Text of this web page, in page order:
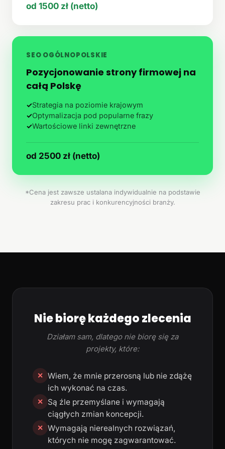
od 1500 zł (netto)
SEO OGÓLNOPOLSKIE
Pozycjonowanie strony firmowej na
całą Polskę
✓Strategia na poziomie krajowym
✓Optymalizacja pod popularne frazy
✓Wartościowe linki zewnętrzne
od 2500 zł (netto)
*Cena jest zawsze ustalana indywidualnie na podstawie
zakresu prac i konkurencyjności branży.
Nie biorę każdego zlecenia
Działam sam, dlatego nie biorę się za
projekty, które:
✕ Wiem, że mnie przerosną lub nie zdążę
ich wykonać na czas.
✕
Są źle przemyślane i wymagają
ciągłych zmian koncepcji.
✕ Wymagają nierealnych rozwiązań,
których nie mogę zagwarantować.